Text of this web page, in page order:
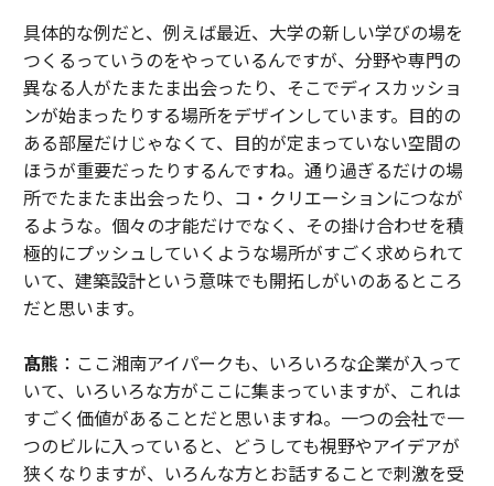
具体的な例だと、例えば最近、大学の新しい学びの場を
つくるっていうのをやっているんですが、分野や専門の
異なる人がたまたま出会ったり、そこでディスカッショ
ンが始まったりする場所をデザインしています。目的の
ある部屋だけじゃなくて、目的が定まっていない空間の
ほうが重要だったりするんですね。通り過ぎるだけの場
所でたまたま出会ったり、コ・クリエーションにつなが
るような。個々の才能だけでなく、その掛け合わせを積
極的にプッシュしていくような場所がすごく求められて
いて、建築設計という意味でも開拓しがいのあるところ
だと思います。
髙熊 ：ここ湘南アイパークも、いろいろな企業が入って
いて、いろいろな方がここに集まっていますが、これは
すごく価値があることだと思いますね。一つの会社で一
つのビルに入っていると、どうしても視野やアイデアが
狭くなりますが、いろんな方とお話することで刺激を受